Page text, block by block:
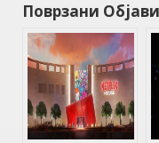
Поврзани